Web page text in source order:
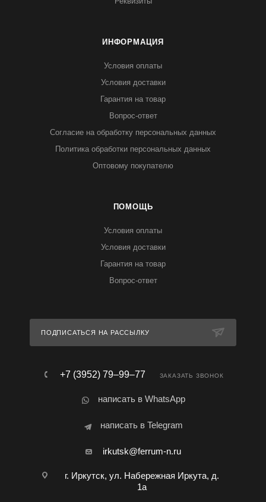
ИНФОРМАЦИЯ
Условия оплаты
Условия доставки
Гарантия на товар
Вопрос-ответ
Согласие на обработку персональных данных
Политика обработки персональных данных
Оптовому покупателю
ПОМОЩЬ
Условия оплаты
Условия доставки
Гарантия на товар
Вопрос-ответ
ПОДПИСАТЬСЯ НА РАССЫЛКУ
+7 (3952) 79‒99‒77 ЗАКАЗАТЬ ЗВОНОК
написать в WhatsApp
написать в Telegram
irkutsk@ferrum-n.ru
г. Иркутск, ул. Набережная Иркута, д.
1а